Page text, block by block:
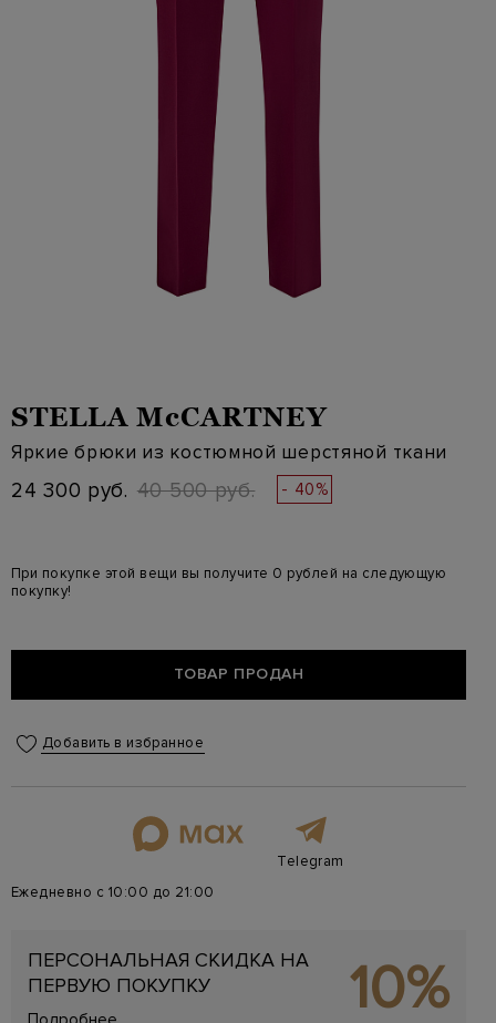
STELLA McCARTNEY
Яркие брюки из костюмной шерстяной ткани
24 300 руб. 40 500 руб. - 40%
При покупке этой вещи вы получите 0 рублей на следующую
покупку!
ТОВАР ПРОДАН
Добавить в избранное
Telegram
Ежедневно с 10:00 до 21:00
ПЕРСОНАЛЬНАЯ СКИДКА НА
ПЕРВУЮ ПОКУПКУ
10%